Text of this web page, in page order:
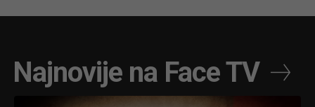
Najnovije na Face TV